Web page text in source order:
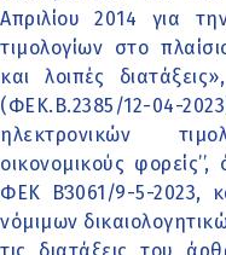
Απριλίου 2014 για
τιμολογίων στο
και λοιπές
(ΦΕΚ.Β.2385/12-04-
ηλεκτρονικών
οικονομικούς
ΦΕΚ Β΄3061/9-5-2023,
νόμιμων